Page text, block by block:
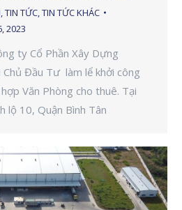
,TIN TỨC,TIN TỨC KHÁC
2023
ty Cổ Phần Xây Dựng
Chủ Đầu Tư làm lể khởi công
Văn Phòng cho thuê. Tại
10, Quận Bình Tân